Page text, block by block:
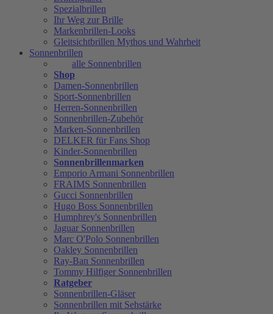
Spezialbrillen
Ihr Weg zur Brille
Markenbrillen-Looks
Gleitsichtbrillen Mythos und Wahrheit
Sonnenbrillen
alle Sonnenbrillen
Shop
Damen-Sonnenbrillen
Sport-Sonnenbrillen
Herren-Sonnenbrillen
Sonnenbrillen-Zubehör
Marken-Sonnenbrillen
DELKER für Fans Shop
Kinder-Sonnenbrillen
Sonnenbrillenmarken
Emporio Armani Sonnenbrillen
FRAIMS Sonnenbrillen
Gucci Sonnenbrillen
Hugo Boss Sonnenbrillen
Humphrey's Sonnenbrillen
Jaguar Sonnenbrillen
Marc O'Polo Sonnenbrillen
Oakley Sonnenbrillen
Ray-Ban Sonnenbrillen
Tommy Hilfiger Sonnenbrillen
Ratgeber
Sonnenbrillen-Gläser
Sonnenbrillen mit Sehstärke